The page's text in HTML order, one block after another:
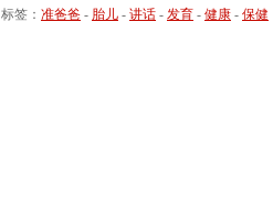
标签： 准爸爸 - 胎儿 - 讲话 - 发育 - 健康 - 保健